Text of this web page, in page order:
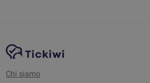
Navigazione del sito
Piattaforma Tickiwi
Chi siamo